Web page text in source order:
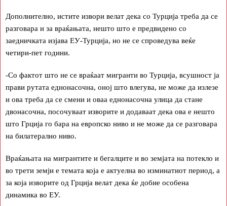
Дополнително, истите извори велат дека со Турција треба да се
разговара и за враќањата, нешто што е предвидено со
заедничката изјава ЕУ-Турција, но не се спроведува веќе
четири-пет години.
-Со фактот што не се враќаат мигранти во Турција, всушност ја
прави рутата еднонасочна, оној што влегува, не може да излезе
и ова треба да се смени и оваа еднонасочна улица да стане
двонасочна, посочуваат изворите и додаваат дека ова е нешто
што Грција го бара на европско ниво и не може да се разговара
на билатерално ниво.
Враќањата на мигрантите и бегалците и во земјата на потекло и
во трети земји е темата која е актуелна во изминатиот период, а
за која изворите од Грција велат дека ќе добие особена
динамика во ЕУ.